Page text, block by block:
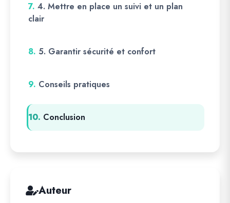
7. 4. Mettre en place un suivi et un plan
clair
8. 5. Garantir sécurité et confort
9. Conseils pratiques
10. Conclusion
Auteur